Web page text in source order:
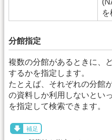
を
分館指定
複数の分館があるときに、
するかを指定します。
たとえば、それぞれの分館
の資料しか利用しないとい
を指定して検索できます。
補足